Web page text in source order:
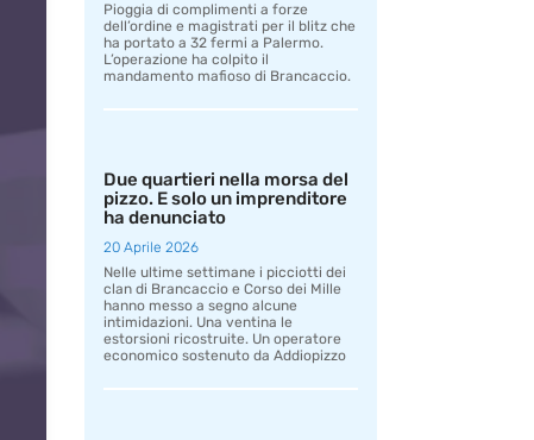
Pioggia di complimenti a forze
dell’ordine e magistrati per il blitz che
ha portato a 32 fermi a Palermo.
L’operazione ha colpito il
mandamento mafioso di Brancaccio.
Due quartieri nella morsa del
pizzo. E solo un imprenditore
ha denunciato
20 Aprile 2026
Nelle ultime settimane i picciotti dei
clan di Brancaccio e Corso dei Mille
hanno messo a segno alcune
intimidazioni. Una ventina le
estorsioni ricostruite. Un operatore
economico sostenuto da Addiopizzo